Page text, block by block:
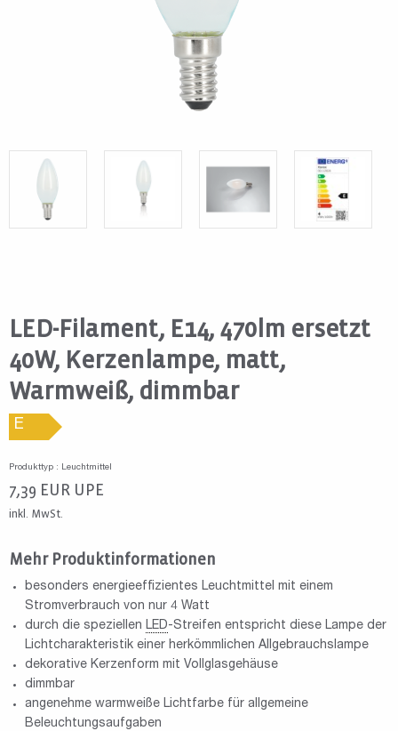
LED-Filament, E14, 470lm ersetzt
40W, Kerzenlampe, matt,
Warmweiß, dimmbar
E
Produkttyp : Leuchtmittel
7,39 EUR UPE
inkl. MwSt.
Mehr Produktinformationen
besonders energieeffizientes Leuchtmittel mit einem
Stromverbrauch von nur 4 Watt
durch die speziellen LED-Streifen entspricht diese Lampe der
Lichtcharakteristik einer herkömmlichen Allgebrauchslampe
dekorative Kerzenform mit Vollglasgehäuse
dimmbar
angenehme warmweiße Lichtfarbe für allgemeine
Beleuchtungsaufgaben